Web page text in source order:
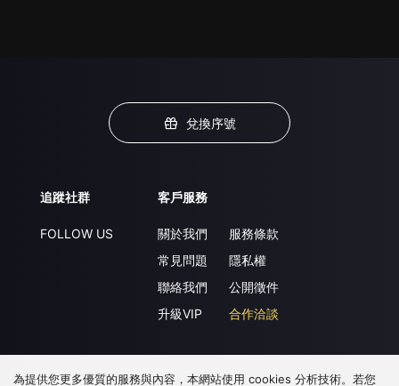
兌換序號
追蹤社群
FOLLOW US
客戶服務
關於我們
常見問題
聯絡我們
升級VIP
服務條款
隱私權
公開徵件
合作洽談
下載 APP
為提供您更多優質的服務與內容，本網站使用 cookies 分析技術。若您